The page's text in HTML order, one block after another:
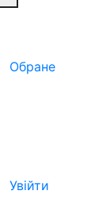
Обране
Увійти